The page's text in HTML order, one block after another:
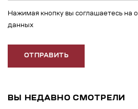
Нажимая кнопку вы соглашаетесь на
данных
ОТПРАВИТЬ
ВЫ НЕДАВНО СМОТРЕЛИ